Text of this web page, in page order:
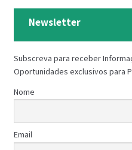
Newsletter
Subscreva para receber
Oportunidades exclusivos para
Nome
Email